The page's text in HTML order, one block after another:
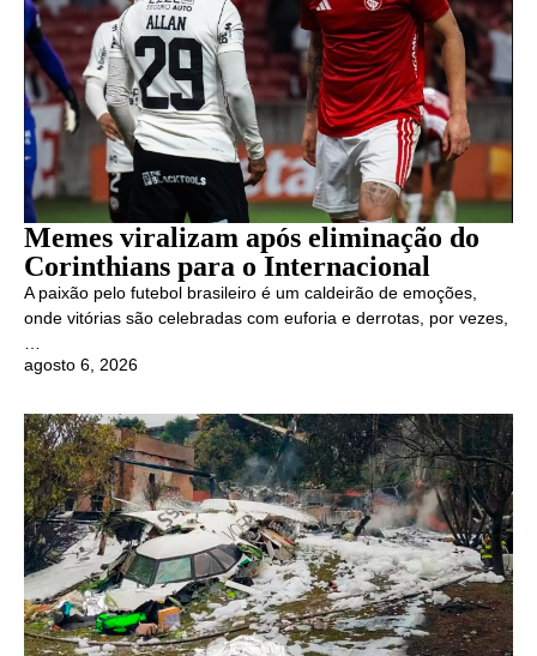
Memes viralizam após eliminação do
Corinthians para o Internacional
A paixão pelo futebol brasileiro é um caldeirão de emoções,
onde vitórias são celebradas com euforia e derrotas, por vezes,
agosto 6, 2026